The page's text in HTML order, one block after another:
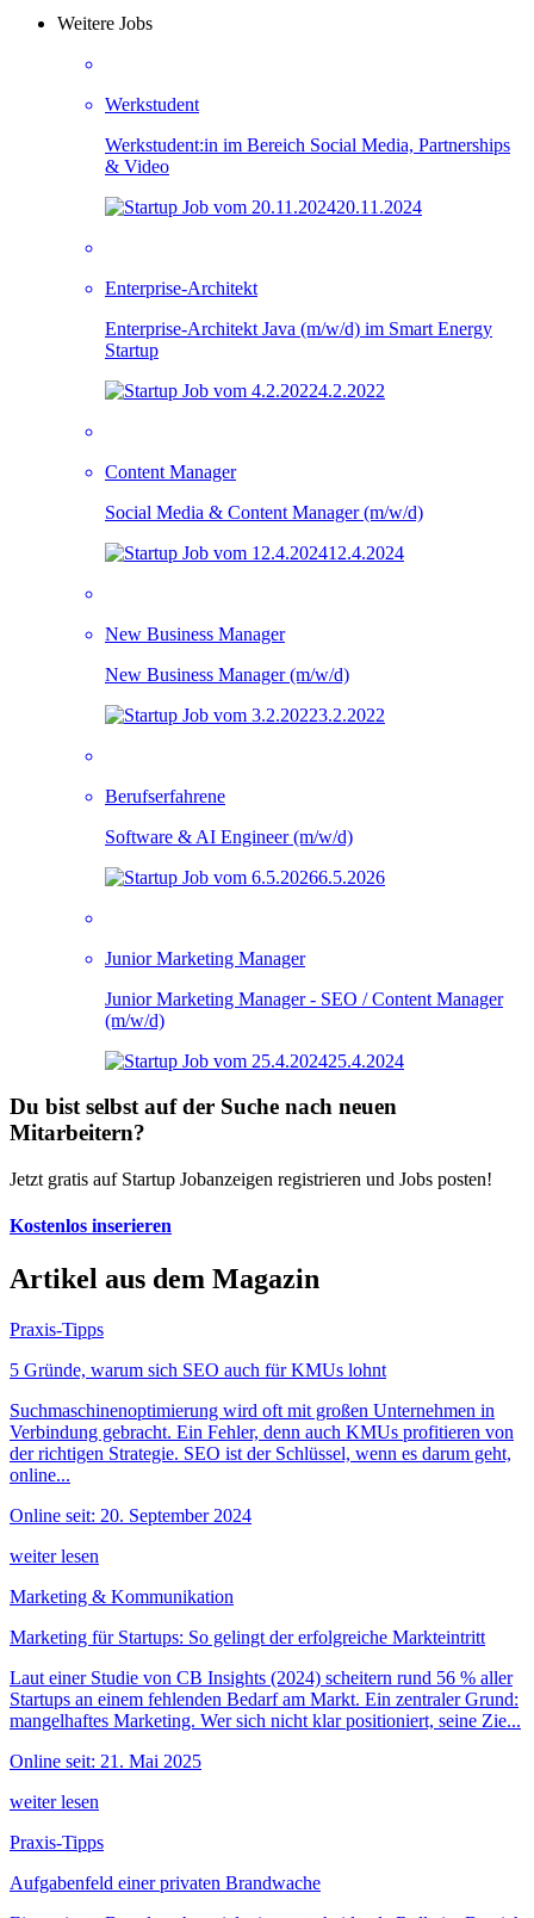
Weitere Jobs
Werkstudent
Werkstudent:in im Bereich Social Media, Partnerships
& Video
20.11.2024
Enterprise-Architekt
Enterprise-Architekt Java (m/w/d) im Smart Energy
Startup
4.2.2022
Content Manager
Social Media & Content Manager (m/w/d)
12.4.2024
New Business Manager
New Business Manager (m/w/d)
3.2.2022
Berufserfahrene
Software & AI Engineer (m/w/d)
6.5.2026
Junior Marketing Manager
Junior Marketing Manager - SEO / Content Manager
(m/w/d)
25.4.2024
Du bist selbst auf der Suche nach neuen
Mitarbeitern?
Jetzt gratis auf Startup Jobanzeigen registrieren und Jobs posten!
Kostenlos inserieren
Artikel aus dem Magazin
Praxis-Tipps
5 Gründe, warum sich SEO auch für KMUs lohnt
Suchmaschinenoptimierung wird oft mit großen Unternehmen in
Verbindung gebracht. Ein Fehler, denn auch KMUs profitieren von
der richtigen Strategie. SEO ist der Schlüssel, wenn es darum geht,
online...
Online seit: 20. September 2024
weiter lesen
Marketing & Kommunikation
Marketing für Startups: So gelingt der erfolgreiche Markteintritt
Laut einer Studie von CB Insights (2024) scheitern rund 56 % aller
Startups an einem fehlenden Bedarf am Markt. Ein zentraler Grund:
mangelhaftes Marketing. Wer sich nicht klar positioniert, seine Zie...
Online seit: 21. Mai 2025
weiter lesen
Praxis-Tipps
Aufgabenfeld einer privaten Brandwache